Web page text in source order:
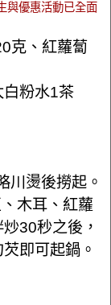
與優惠活動已全面
克、紅蘿蔔
粉水1茶
川燙後撈起。
木耳、紅蘿
30秒之後，
即可起鍋。